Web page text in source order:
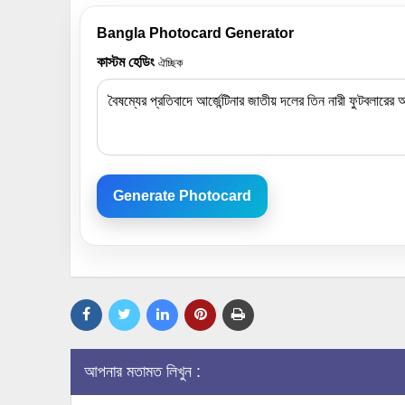
Bangla Photocard Generator
কাস্টম হেডিং ঐচ্ছিক
Generate Photocard
আপনার মতামত লিখুন :